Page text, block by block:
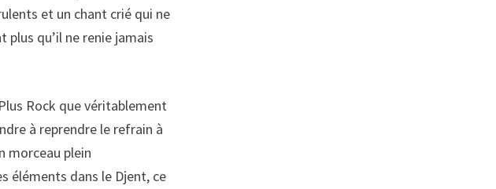
et un chant crié qui ne
plus qu’il ne renie jamais
Rock que véritablement
à reprendre le refrain à
morceau plein
éléments dans le Djent, ce